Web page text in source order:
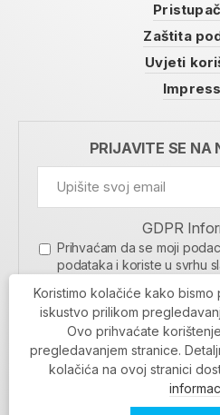
Zaštita
Uvjeti
PRIJAVITE SE NA
GDPR
Prihvaćam da se moji
podataka i koriste u svrhu
MOJARIJEKA
Koristimo kolačiće kako
iskustvo prilikom
Ovo prihvaćate
pregledavanjem stranice.
kolačića na ovoj stranici